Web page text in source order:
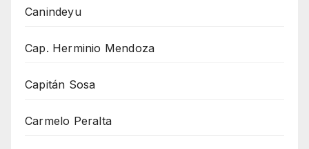
Canindeyu
Cap. Herminio Mendoza
Capitán Sosa
Carmelo Peralta